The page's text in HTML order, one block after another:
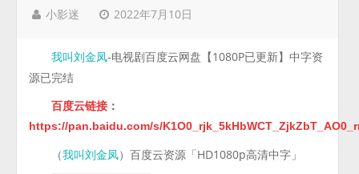
小影迷 2022年7月10日
我叫刘金凤-电视剧百度云网盘【1080P已更新】中字资
源已完结
百度云链接 ：
https://pan.baidu.com/s/
（我叫刘金凤）百度云资源「HD1080p高清中字」